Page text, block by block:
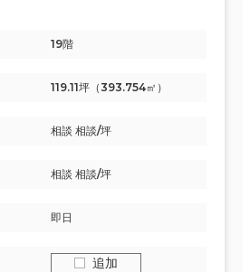
19階
119.11坪（393.754㎡）
相談 相談/坪
相談 相談/坪
即日
追加